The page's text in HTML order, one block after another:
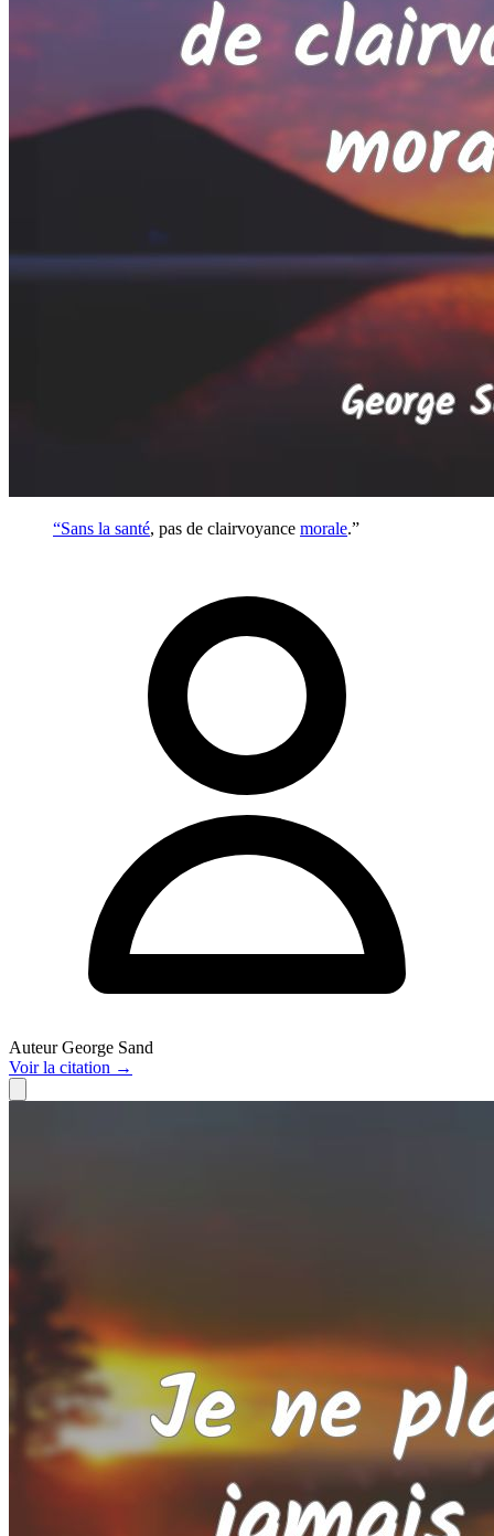
“Sans la santé, pas de clairvoyance morale.”
Auteur George Sand
Voirla citation →